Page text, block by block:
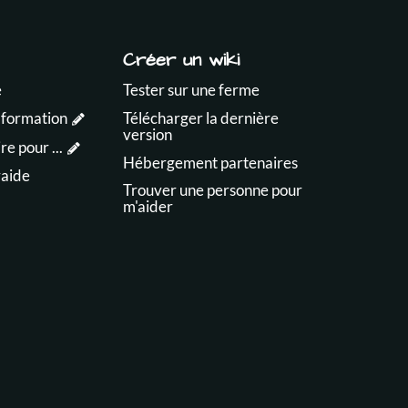
pour ...
Créer un wiki
Tester sur une ferme
Télécharger la dernière
version
Hébergement partenaires
Trouver une personne pour
m'aider